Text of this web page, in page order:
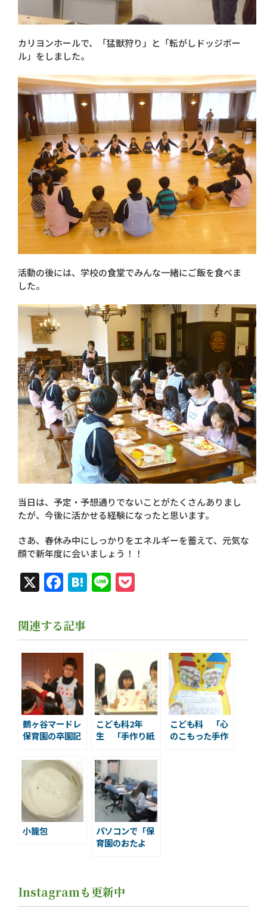
カリヨンホールで、「猛獣狩り」と「転がしドッジボー
ル」をしました。
活動の後には、学校の食堂でみんな一緒にご飯を食べま
した。
当日は、予定・予想通りでないことがたくさんありまし
たが、今後に活かせる経験になったと思います。
さあ、春休み中にしっかりをエネルギーを蓄えて、元気な
顔で新年度に会いましょう！！
X Facebook
Hatena
Line
関連する記事
鶴ヶ谷マードレ
保育園の卒園記
育学生との交流
こども科2年
生 「手作り紙
こども科 「心
のこもった手作
小籠包
パソコンで「保
育園のおたよ
Instagramも更新中